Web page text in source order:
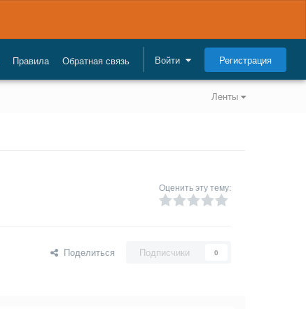
Правила Обратная связь Войти Регистрация
Ленты
Оценить эту тему:
Поделиться Подписчики 0